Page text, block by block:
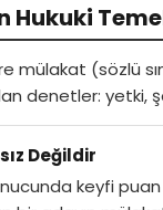
Hukuki
mülakat (sözlü
denetler: yetki,
Değildir
keyfi